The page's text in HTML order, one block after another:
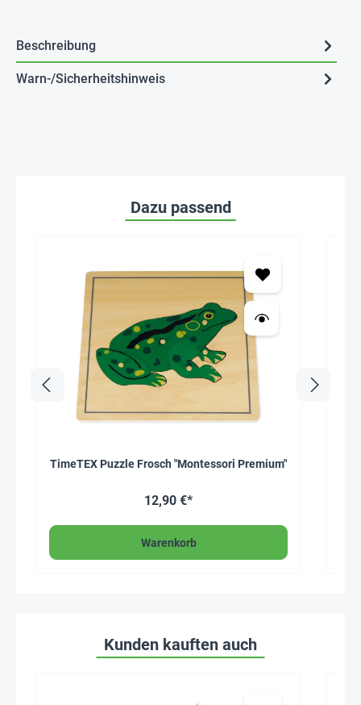
Beschreibung
Warn-/Sicherheitshinweis
Dazu passend
TimeTEX Puzzle Frosch "Montessori Premium"
12,90 €*
Warenkorb
Kunden kauften auch